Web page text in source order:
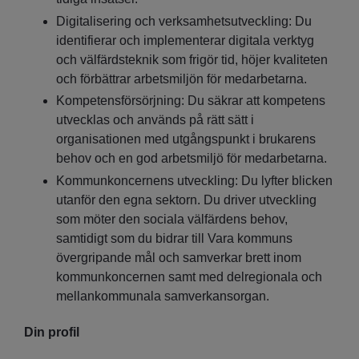
Digitalisering och verksamhetsutveckling: Du
identifierar och implementerar digitala verktyg
och välfärdsteknik som frigör tid, höjer kvaliteten
och förbättrar arbetsmiljön för medarbetarna.
Kompetensförsörjning: Du säkrar att kompetens
utvecklas och används på rätt sätt i
organisationen med utgångspunkt i brukarens
behov och en god arbetsmiljö för medarbetarna.
Kommunkoncernens utveckling: Du lyfter blicken
utanför den egna sektorn. Du driver utveckling
som möter den sociala välfärdens behov,
samtidigt som du bidrar till Vara kommuns
övergripande mål och samverkar brett inom
kommunkoncernen samt med delregionala och
mellankommunala samverkansorgan.
Din profil